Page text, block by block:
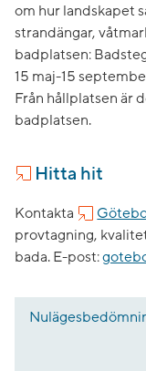
om hur landskapet
strandängar,
badplatsen:
15 maj-15
Från hållplatsen är
badplatsen.
Hitta hit
Kontakta
provtagning,
bada. E-post: